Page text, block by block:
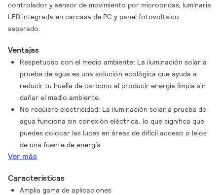
controlador y sensor de movimiento por microondas, luminaria
LED integrada en carcasa de PC y panel fotovoltaico
separado.
Ventajas
Respetuoso con el medio ambiente: La iluminación solar a
prueba de agua es una solución ecológica que ayuda a
reducir tu huella de carbono al producir energía limpia sin
dañar el medio ambiente.
No requiere electricidad: La iluminación solar a prueba de
agua funciona sin conexión eléctrica, lo que significa que
puedes colocar las luces en áreas de difícil acceso o lejos
de una fuente de energía.
Ver más
Características
Amplia gama de aplicaciones